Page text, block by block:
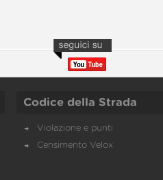
Codice della Strada
Violazione e punti
Censimento Velox